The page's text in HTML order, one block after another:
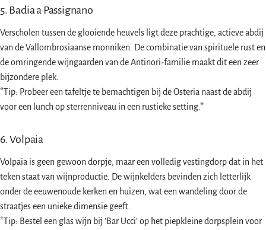
5. Badia a Passignano
Verscholen tussen de glooiende heuvels ligt deze prachtige, actieve abdij
van de Vallombrosiaanse monniken. De combinatie van spirituele rust en
de omringende wijngaarden van de Antinori-familie maakt dit een zeer
bijzondere plek.
*Tip: Probeer een tafeltje te bemachtigen bij de Osteria naast de abdij
voor een lunch op sterrenniveau in een rustieke setting.*
6. Volpaia
Volpaia is geen gewoon dorpje, maar een volledig vestingdorp dat in het
teken staat van wijnproductie. De wijnkelders bevinden zich letterlijk
onder de eeuwenoude kerken en huizen, wat een wandeling door de
straatjes een unieke dimensie geeft.
*Tip: Bestel een glas wijn bij 'Bar Ucci' op het piepkleine dorpsplein voor